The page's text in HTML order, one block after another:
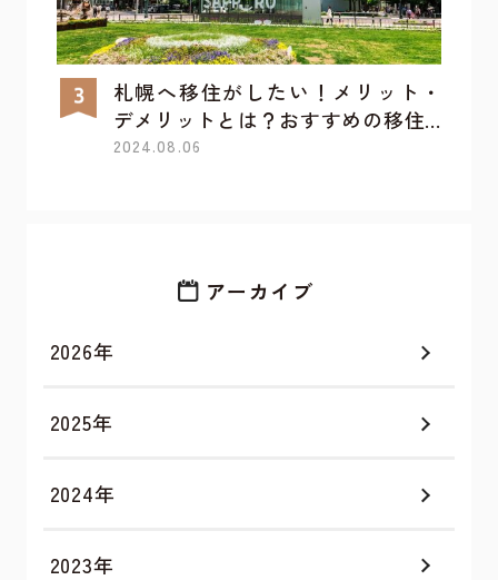
札幌へ移住がしたい！メリット・
デメリットとは？おすすめの移住...
2024.08.06
アーカイブ
2026年
2025年
2024年
2023年